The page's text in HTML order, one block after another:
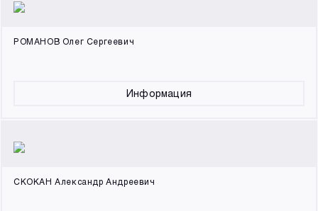
РОМАНОВ Олег Сергеевич
Информация
СКОКАН Александр Андреевич